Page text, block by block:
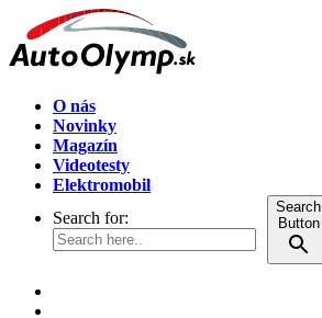
O nás
Novinky
Magazín
Videotesty
Elektromobil
Search for:
Search
Button